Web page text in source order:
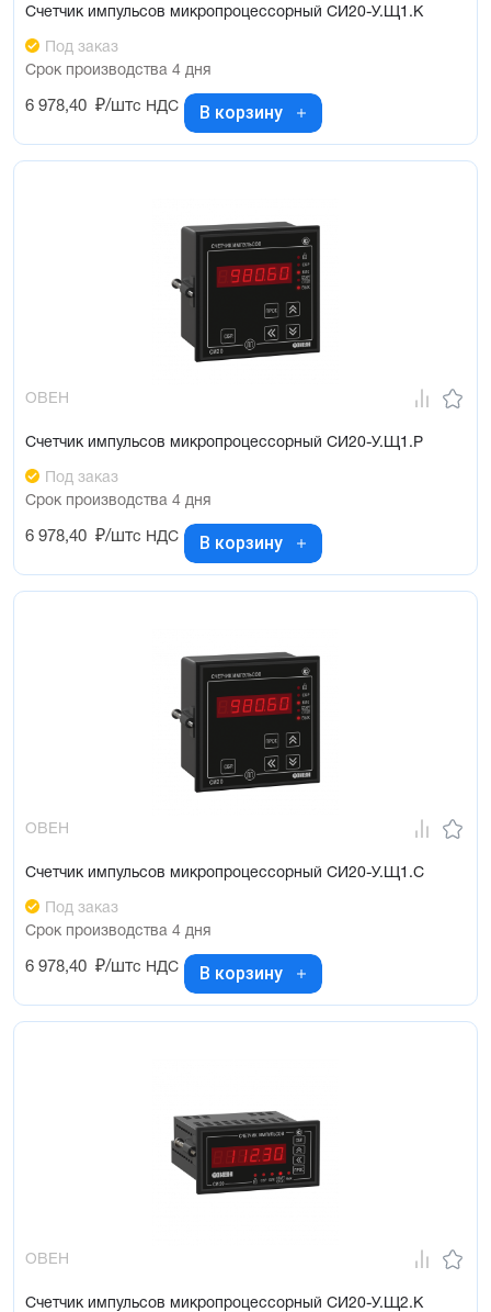
Счетчик импульсов микропроцессорный СИ20-У.Щ1.К
Под заказ
Срок производства 4 дня
6 978,40 ₽/штс НДС В корзину
ОВЕН
Счетчик импульсов микропроцессорный СИ20-У.Щ1.Р
Под заказ
Срок производства 4 дня
6 978,40 ₽/штс НДС В корзину
ОВЕН
Счетчик импульсов микропроцессорный СИ20-У.Щ1.С
Под заказ
Срок производства 4 дня
6 978,40 ₽/штс НДС В корзину
ОВЕН
Счетчик импульсов микропроцессорный СИ20-У.Щ2.К